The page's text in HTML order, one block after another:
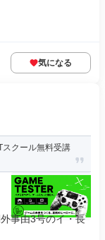
気になる
クール無料受講
事由3号のイ・長